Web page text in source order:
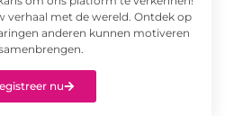
verhaal met de wereld. Ontdek op
anderen kunnen motiveren
nu